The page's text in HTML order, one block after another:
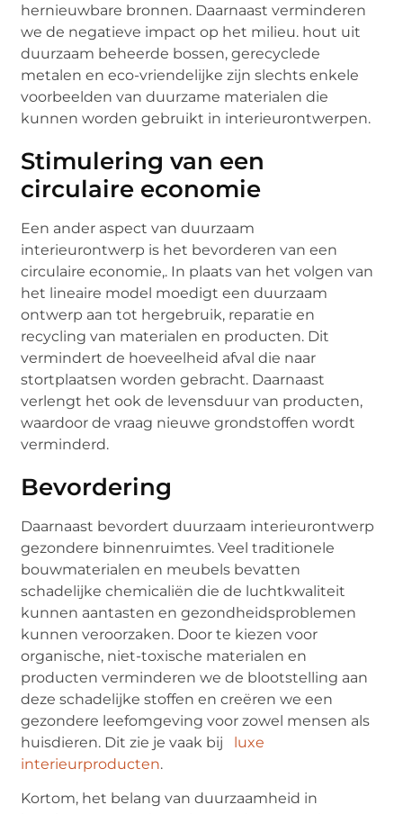
hernieuwbare bronnen. Daarnaast verminderen
we de negatieve impact op het milieu. hout uit
duurzaam beheerde bossen, gerecyclede
metalen en eco-vriendelijke zijn slechts enkele
voorbeelden van duurzame materialen die
kunnen worden gebruikt in interieurontwerpen.
Stimulering van een
circulaire economie
Een ander aspect van duurzaam
interieurontwerp is het bevorderen van een
circulaire economie,. In plaats van het volgen van
het lineaire model moedigt een duurzaam
ontwerp aan tot hergebruik, reparatie en
recycling van materialen en producten. Dit
vermindert de hoeveelheid afval die naar
stortplaatsen worden gebracht. Daarnaast
verlengt het ook de levensduur van producten,
waardoor de vraag nieuwe grondstoffen wordt
verminderd.
Bevordering
Daarnaast bevordert duurzaam interieurontwerp
gezondere binnenruimtes. Veel traditionele
bouwmaterialen en meubels bevatten
schadelijke chemicaliën die de luchtkwaliteit
kunnen aantasten en gezondheidsproblemen
kunnen veroorzaken. Door te kiezen voor
organische, niet-toxische materialen en
producten verminderen we de blootstelling aan
deze schadelijke stoffen en creëren we een
gezondere leefomgeving voor zowel mensen als
huisdieren. Dit zie je vaak bij
luxe
interieurproducten.
Kortom, het belang van duurzaamheid in